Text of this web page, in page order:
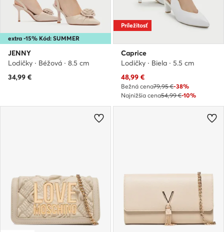
extra -15% Kód: SUMMER
JENNY
Lodičky · Béžová · 8.5 cm
34,99 €
Príležitosť
Caprice
Lodičky · Biela · 5.5 cm
Aktuálna cena
48,99 €
Bežná cena79,95 €-38%
Najnižšia cena54,99 €-10%